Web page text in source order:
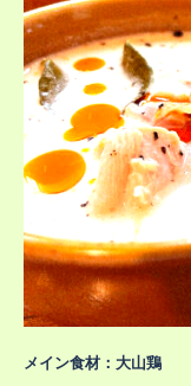
メイン食材：大山鶏